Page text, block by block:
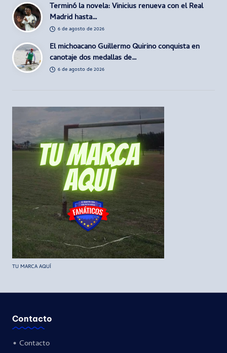
Terminó la novela: Vinicius renueva con el Real
Madrid hasta…
6 de agosto de 2026
El michoacano Guillermo Quirino conquista en
canotaje dos medallas de…
6 de agosto de 2026
TU MARCA AQUÍ
Contacto
• Contacto